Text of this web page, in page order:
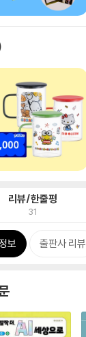
리뷰/한줄평
31
보 출판사 리뷰